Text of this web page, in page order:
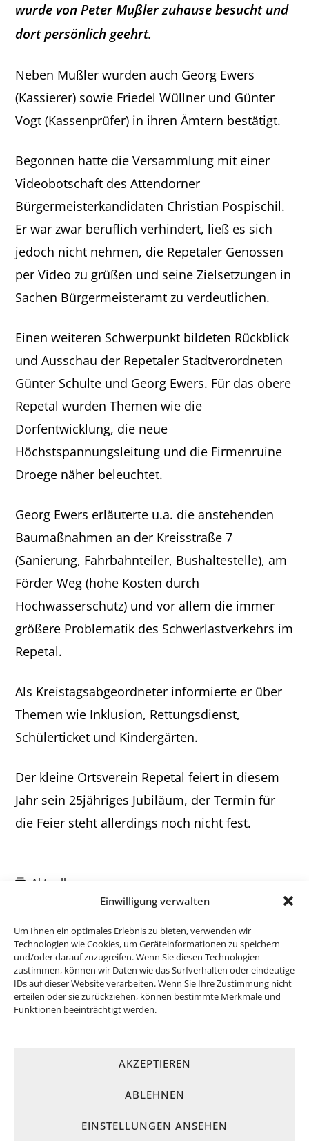
Einwilligung verwalten
Um Ihnen ein optimales Erlebnis zu bieten, verwenden wir
Technologien wie Cookies, um Geräteinformationen zu speichern
und/oder darauf zuzugreifen. Wenn Sie diesen Technologien
zustimmen, können wir Daten wie das Surfverhalten oder eindeutige
IDs auf dieser Website verarbeiten. Wenn Sie Ihre Zustimmung nicht
erteilen oder sie zurückziehen, können bestimmte Merkmale und
Funktionen beeinträchtigt werden.
AKZEPTIEREN
ABLEHNEN
EINSTELLUNGEN ANSEHEN
wurde von Peter Mußler zuhause besucht und
dort persönlich geehrt.
Neben Mußler wurden auch Georg Ewers
(Kassierer) sowie Friedel Wüllner und Günter
Vogt (Kassenprüfer) in ihren Ämtern bestätigt.
Begonnen hatte die Versammlung mit einer
Videobotschaft des Attendorner
Bürgermeisterkandidaten Christian Pospischil.
Er war zwar beruflich verhindert, ließ es sich
jedoch nicht nehmen, die Repetaler Genossen
per Video zu grüßen und seine Zielsetzungen in
Sachen Bürgermeisteramt zu verdeutlichen.
Einen weiteren Schwerpunkt bildeten Rückblick
und Ausschau der Repetaler Stadtverordneten
Günter Schulte und Georg Ewers. Für das obere
Repetal wurden Themen wie die
Dorfentwicklung, die neue
Höchstspannungsleitung und die Firmenruine
Droege näher beleuchtet.
Georg Ewers erläuterte u.a. die anstehenden
Baumaßnahmen an der Kreisstraße 7
(Sanierung, Fahrbahnteiler, Bushaltestelle), am
Förder Weg (hohe Kosten durch
Hochwasserschutz) und vor allem die immer
größere Problematik des Schwerlastverkehrs im
Repetal.
Als Kreistagsabgeordneter informierte er über
Themen wie Inklusion, Rettungsdienst,
Schülerticket und Kindergärten.
Der kleine Ortsverein Repetal feiert in diesem
Jahr sein 25jähriges Jubiläum, der Termin für
die Feier steht allerdings noch nicht fest.
Aktuelles